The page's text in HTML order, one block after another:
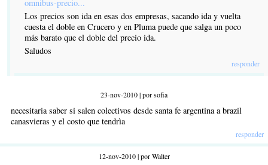
omnibus-precio...
Los precios son ida en esas dos empresas, sacando ida y vuelta
cuesta el doble en Crucero y en Pluma puede que salga un poco
más barato que el doble del precio ida.
Saludos
responder
23-nov-2010 | por sofia
necesitaria saber si salen colectivos desde santa fe argentina a brazil
canasvieras y el costo que tendrìa
responder
12-nov-2010 | por Walter